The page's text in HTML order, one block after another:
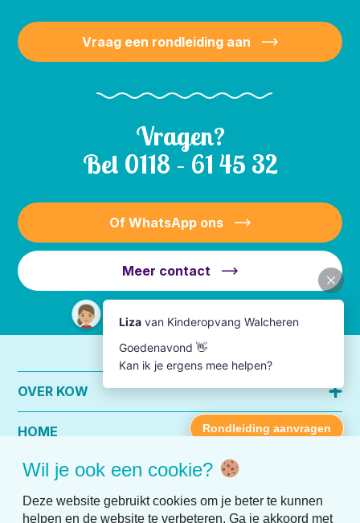
Vraag een rondleiding aan
Vragen?
Bel 0118 – 61 45 32
Of WhatsApp ons
Meer contact
OVER KOW
HOME
PRAKTISCHE INFO
Wil je ook een cookie?
Deze website gebruikt cookies om je beter te kunnen
helpen en de website te verbeteren. Ga je akkoord met